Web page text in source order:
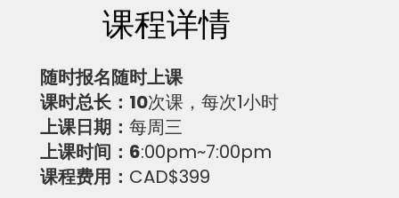
​课程详情
​随时报名随时上课
课时总长：10次课，每次1小时
上课日期： 每周三
上课时间：6:00pm~7:00pm
课程费用： CAD$399